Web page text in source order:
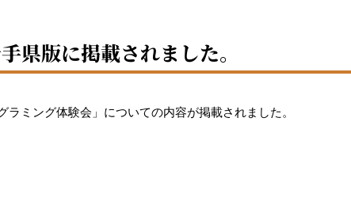
県版に掲載されました。
ミング体験会」についての内容が掲載されました。